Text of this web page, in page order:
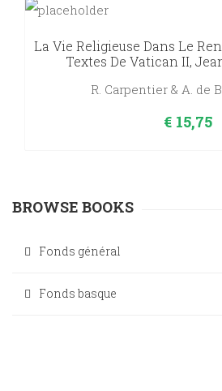
La Vie Religieuse Dans Le
Textes De Vatican II,
R. Carpentier & A. de
€15,75
BROWSE BOOKS
Fonds général
Fonds basque